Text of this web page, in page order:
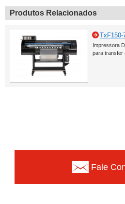
Produtos Relacionados
TxF150-
Impressora
para transfer
Fale